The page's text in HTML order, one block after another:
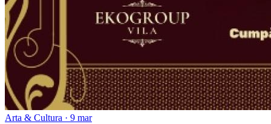
Arta & Cultura · 9 mar